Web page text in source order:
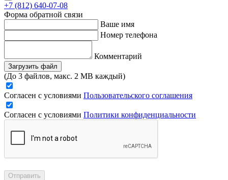
+7 (812) 640-07-08
Форма обратной связи
Ваше имя
Номер телефона
Комментарий
Загрузить файл
(До 3 файлов, макс. 2 MB каждый)
Согласен с условиями Пользовательского соглашения
Согласен с условиями Политики конфиденциальности
Отправить